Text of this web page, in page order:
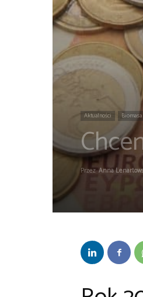
Aktualności Biomasa
Przez Anna